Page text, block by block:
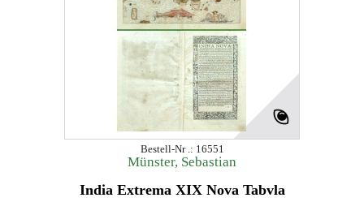
Bestell-Nr .: 16551
Münster, Sebastian
India Extrema XIX Nova Tabvla